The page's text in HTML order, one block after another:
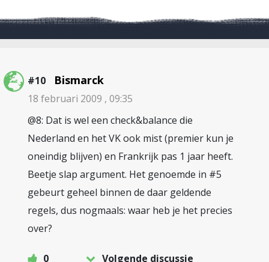
#10 Bismarck
18 februari 2009 , 09:35
@8: Dat is wel een check&balance die
Nederland en het VK ook mist (premier kun je
oneindig blijven) en Frankrijk pas 1 jaar heeft.
Beetje slap argument. Het genoemde in #5
gebeurt geheel binnen de daar geldende
regels, dus nogmaals: waar heb je het precies
over?
0
Volgende discussie